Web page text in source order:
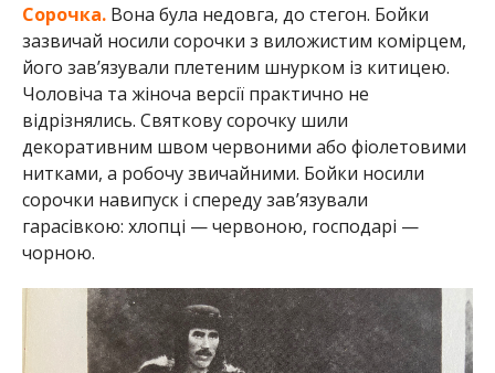
Сорочка.Вона була недовга, до стегон. Бойки
зазвичай носили сорочки з виложистим комірцем,
його зав’язували плетеним шнурком із китицею.
Чоловіча та жіноча версії практично не
відрізнялись. Святкову сорочку шили
декоративним швом червоними або фіолетовими
нитками, а робочу звичайними. Бойки носили
сорочки навипуск і спереду завʼязували
гарасівкою: хлопці — червоною, господарі —
чорною.